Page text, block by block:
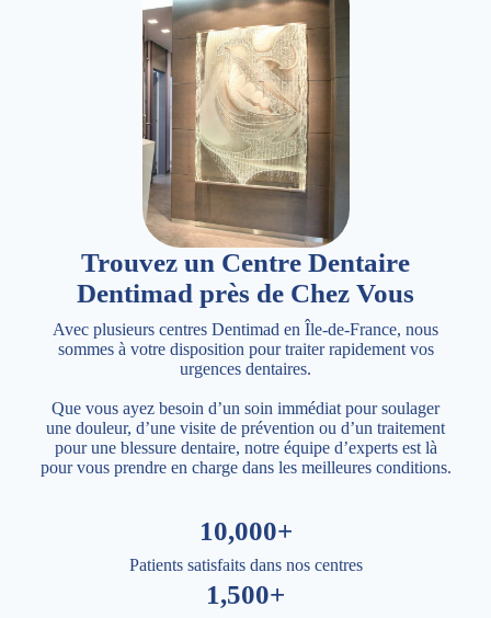
Trouvez un Centre Dentaire
Dentimad près de Chez Vous
Avec plusieurs centres Dentimad en Île-de-France, nous
sommes à votre disposition pour traiter rapidement vos
urgences dentaires.
Que vous ayez besoin d’un soin immédiat pour soulager
une douleur, d’une visite de prévention ou d’un traitement
pour une blessure dentaire, notre équipe d’experts est là
pour vous prendre en charge dans les meilleures conditions.
10,000+
Patients satisfaits dans nos centres
1,500+